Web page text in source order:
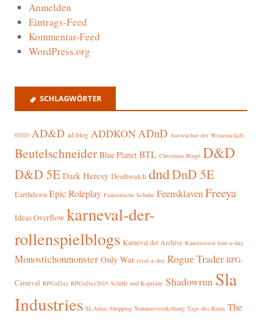
Anmelden
Eintrags-Feed
Kommentar-Feed
WordPress.org
SCHLAGWÖRTER
01010 AD&D ad-blog ADDKON ADnD Auswüchse der Wissenschaft
Beutelschneider Blue Planet BTL Christmas Binge D&D
D&D 5E Dark Heresy Deathwatch dndDnD 5E
Earthdawn Epic Roleplay Fantastische Schuhe FeensklavenFreeya
Ideas Overflow karneval-der-
rollenspielblogs Karneval der Archive Kunstwesen loot-a-day
Monostichonmonster Only War rival-a-day Rogue Trader RPG-
Carnival RPGaDay RPGaDay2019 Schiffe und Kapitäne Shadowrun Sla
Industries SLAmas Shopping Sommerverdichtung Tage des Ruins The